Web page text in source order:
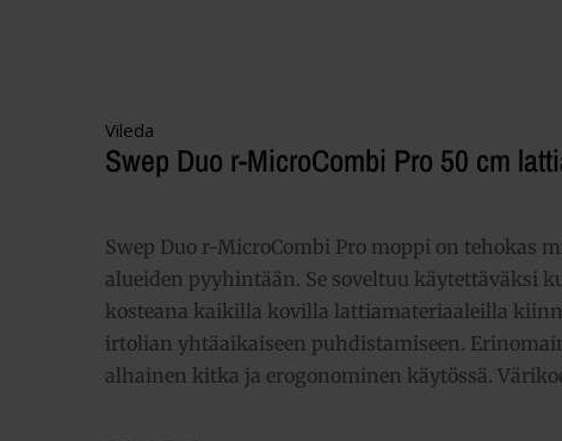
Vileda
Swep Duo r-MicroCombi Pro 50 cm
Swep Duo r-MicroCombi Pro moppi on tehokas
alueiden pyyhintään. Se soveltuu käytettäväksi
kosteana kaikilla kovilla lattiamateriaaleilla
irtolian yhtäaikaiseen puhdistamiseen.
alhainen kitka ja erogonominen käytössä.